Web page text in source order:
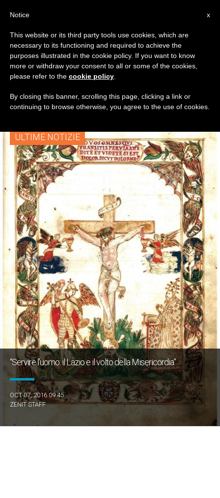
TAG
Posts Tagged ‘mostra
Confraternite’
ULTIME NOTIZIE
“Servire l’uomo: il Lazio e il volto della Misericordia”
OCT 07, 2016 09:45
ZENIT STAFF
x
Notice
This website or its third party tools use cookies, which are
necessary to its functioning and required to achieve the
purposes illustrated in the cookie policy. If you want to know
more or withdraw your consent to all or some of the cookies,
please refer to the cookie policy
By closing this banner, scrolling this page, clicking a link or
continuing to browse otherwise, you agree to the use of cookies.